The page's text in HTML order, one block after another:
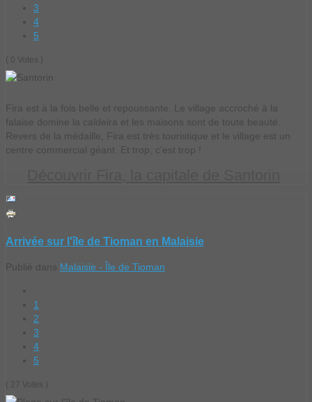
3
4
5
( 0 Votes )
Fira est à la fois belle et repoussante. Le village accroché à la
falaise domine la caldeira et les maisons sont de toute beauté.
Revers de la médaille, Fira est très touristique et le village est un
centre commercial géant. Et trop, c'est trop !
Arrivée sur l'île de Tioman en Malaisie
Publié dans Malaisie - Île de Tioman
1
2
3
4
5
( 27 Votes )